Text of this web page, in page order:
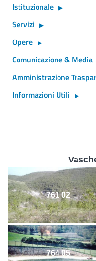
Istituzionale
Servizi
Opere
Comunicazione & Media
Amministrazione
Informazioni Utili
761 02
764 05